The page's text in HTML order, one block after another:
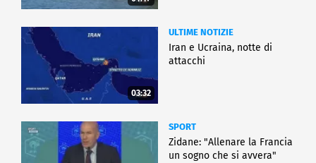
03:32
ULTIME NOTIZIE
Iran e Ucraina, notte di
attacchi
SPORT
Zidane: "Allenare la Francia
un sogno che si avvera"